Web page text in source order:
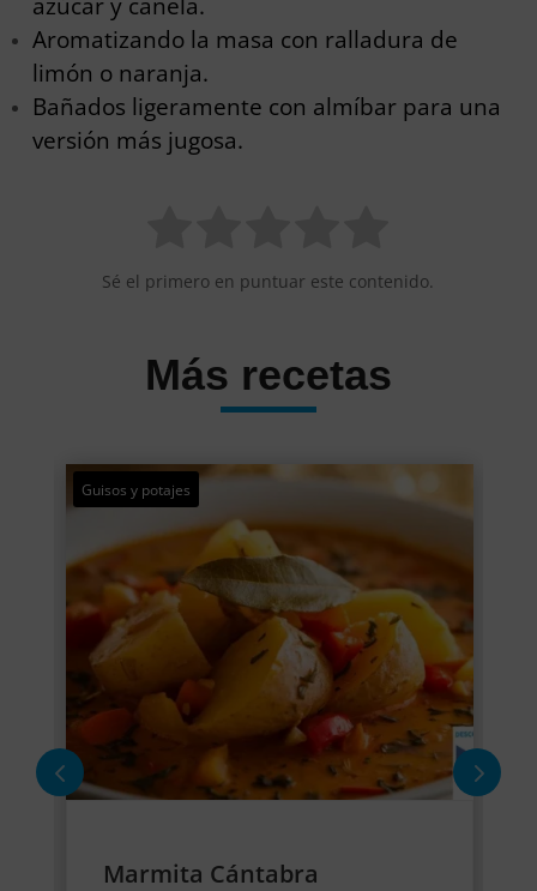
Aromatizando la masa con ralladura de
limón o naranja.
Bañados ligeramente con almíbar para una
versión más jugosa.
Sé el primero en puntuar este contenido.
Más recetas
Guisos y potajes
Marmita Cántabra